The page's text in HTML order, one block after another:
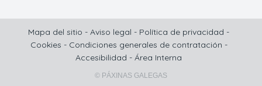
Mapa del sitio - Aviso legal - Política de privacidad -
Cookies - Condiciones generales de contratación -
Accesibilidad - Área Interna
© PÁXINAS GALEGAS